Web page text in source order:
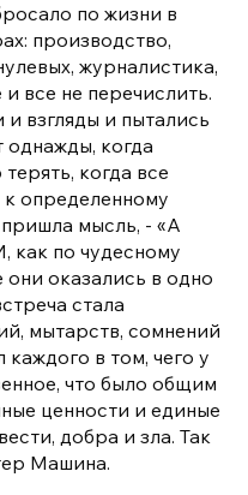
по жизни в
производство,
журналистика,
все не перечислить.
взгляды и пытались
однажды, когда
когда все
определенному
мысль, - «А
как по чудесному
они оказались в одно
стала
мытарств, сомнений
в том, чего у
что было общим
ценности и единые
добра и зла. Так
Машина.